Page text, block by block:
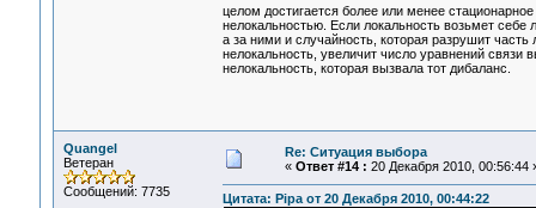
целом достигается более или менее
нелокальностью. Если локальность возьмет себе
а за ними и случайность, которая разрушит
нелокальность, увеличит число уравнений
нелокальность, которая вызвала тот дибаланс.
Quangel
Ветеран
Сообщений: 7735
Re: Ситуация выбора
« Ответ #14 : 20 Декабря 2010, 00:56:44
Цитата: Pipa от 20 Декабря 2010, 00:44:22